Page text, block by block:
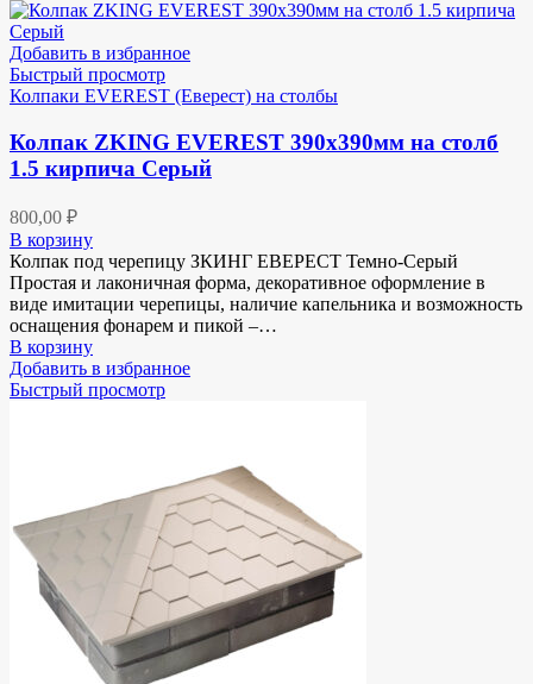
Добавить в избранное
Быстрый просмотр
Колпаки EVEREST (Еверест) на столбы
Колпак ZKING EVEREST 390х390мм на столб
1.5 кирпича Серый
800,00 ₽
В корзину
Колпак под черепицу ЗКИНГ ЕВЕРЕСТ Темно-Серый
Простая и лаконичная форма, декоративное оформление в
виде имитации черепицы, наличие капельника и возможность
оснащения фонарем и пикой –…
В корзину
Добавить в избранное
Быстрый просмотр